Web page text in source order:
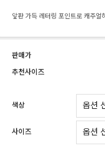
앞판 가득 레터링 포인트로 캐주
판매가
추천사이즈
색상
사이즈